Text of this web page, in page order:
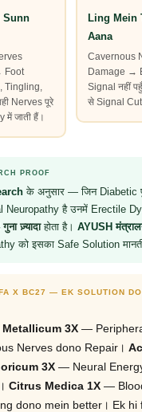
Sunn
Foot
Tingling,
Nerves पूरे
में जाती हैं।
Ling Mein
Aana
Cavernous
Damage →
Signal नहीं
से Signal Cut
PROOF
के अनुसार — जिन Diabetic
Neuropathy है उनमें Erectile
ज़्यादाहोता है। AYUSH
को इसका Safe Solution
X BC27 — EK SOLUTION
3X—
Nerves dono Repair।
3X— Neural
Citrus Medica 1X—
dono mein better। Ek hi